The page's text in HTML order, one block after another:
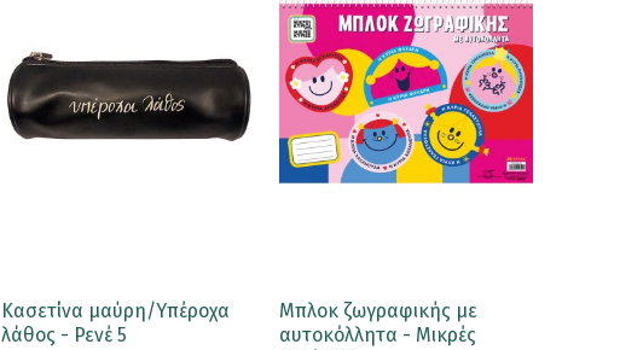
Κασετίνα μαύρη/Υπέροχα
λάθος - Ρενέ 5
Μπλοκ ζωγραφικής με
αυτοκόλλητα - Μικρές